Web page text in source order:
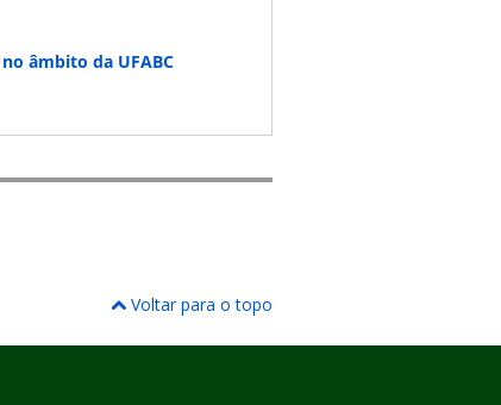
âmbito da UFABC
Voltar para o topo